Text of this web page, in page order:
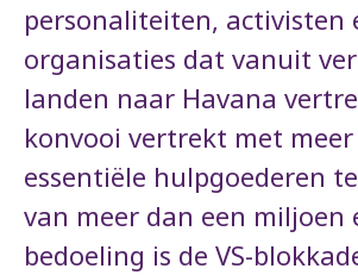
personaliteiten, activisten
organisaties dat vanuit
landen naar Havana
konvooi vertrekt met
essentiële hulpgoederen
van meer dan een miljoen
bedoeling is de VS-